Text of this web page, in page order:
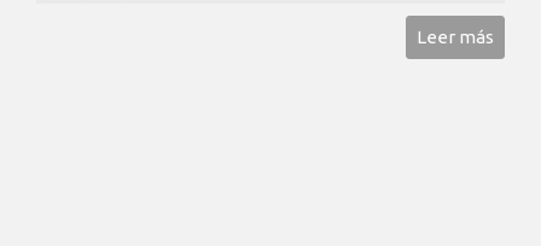
Leer más